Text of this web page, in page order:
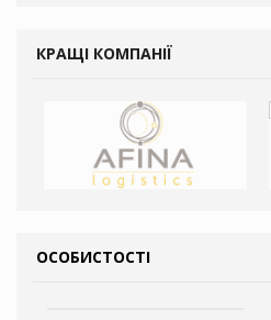
КРАЩІ КОМПАНІЇ
ОСОБИСТОСТІ